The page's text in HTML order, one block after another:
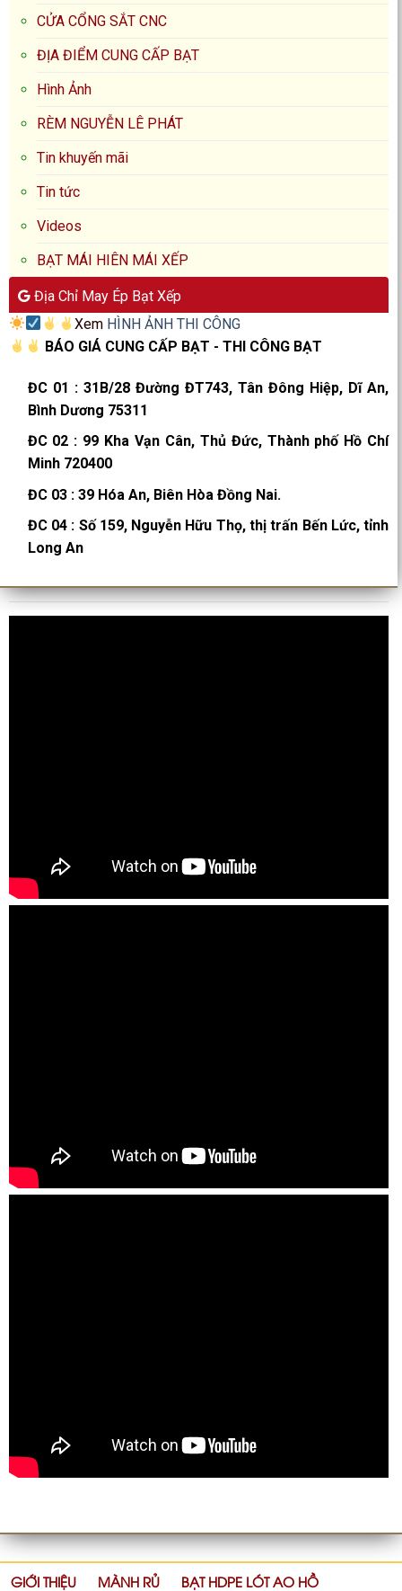
CỬA CỔNG SẮT CNC
ĐỊA ĐIỂM CUNG CẤP BẠT
Hình Ảnh
RÈM NGUYỄN LÊ PHÁT
Tin khuyến mãi
Tin tức
Videos
BẠT MÁI HIÊN MÁI XẾP
Địa Chỉ May Ép Bạt Xếp
Xem HÌNH ẢNH THI CÔNG
BÁO GIÁ CUNG CẤP BẠT - THI CÔNG BẠT
ĐC 01 :31B/28 Đường ĐT743, Tân Đông Hiệp, Dĩ An,
Bình Dương 75311
ĐC 02 : 99 Kha Vạn Cân, Thủ Đức, Thành phố Hồ Chí
Minh 720400
ĐC 03 :39 Hóa An, Biên Hòa Đồng Nai.
ĐC 04 : Số 159, Nguyễn Hữu Thọ, thị trấn Bến Lức, tỉnh
Long An
GIỚI THIỆU MÀNH RỦ
BẠT HDPE LÓT AO HỒ